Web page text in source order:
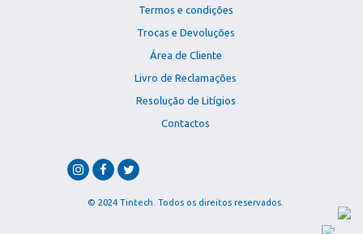
Termos e condições
Trocas e Devoluções
Área de Cliente
Livro de Reclamações
Resolução de Litígios
Contactos
© 2024 Tintech. Todos os direitos reservados.